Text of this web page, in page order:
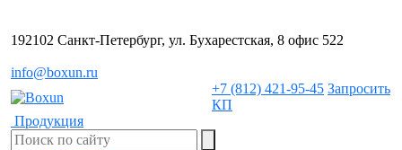
192102 Санкт-Петербург, ул. Бухарестская, 8 офис 522
info@boxun.ru
Продукция
+7 (812) 421-95-45 Запросить
КП